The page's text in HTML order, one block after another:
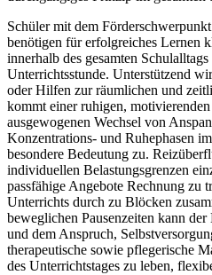
Schüler mit dem
benötigen für erfolgreiches Lernen
innerhalb des gesamten
Unterrichtsstunde. Unterstützend
oder Hilfen zur räumlichen und
kommt einer ruhigen,
ausgewogenen Wechsel von
Konzentrations- und Ruhephasen
besondere Bedeutung zu.
individuellen Belastungsgrenzen
passfähige Angebote Rechnung zu
Unterrichts durch zu Blöcken
beweglichen Pausenzeiten kann
und dem Anspruch,
therapeutische sowie pflegerische
des Unterrichtstages zu leben,